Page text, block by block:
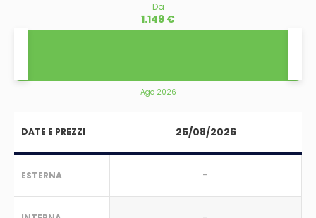
Da
1.149 €
Ago 2026
DATE E PREZZI
ESTERNA
25/08/2026
-